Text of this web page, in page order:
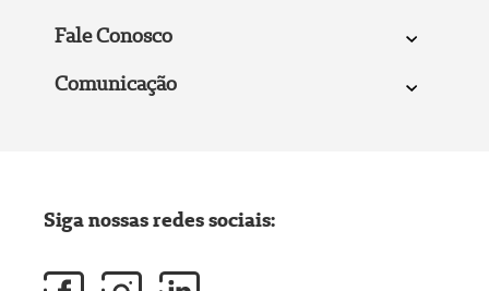
Fale Conosco
Comunicação
Siga nossas redes sociais: